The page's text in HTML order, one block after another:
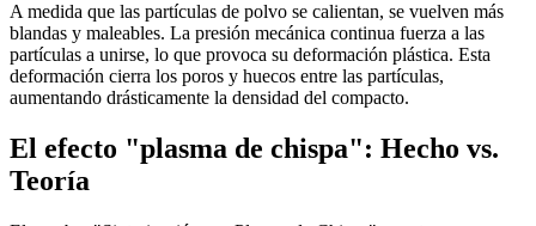
A medida que las partículas de polvo se calientan, se vuelven más
blandas y maleables. La presión mecánica continua fuerza a las
partículas a unirse, lo que provoca su deformación plástica. Esta
deformación cierra los poros y huecos entre las partículas,
aumentando drásticamente la densidad del compacto.
El efecto "plasma de chispa": Hecho vs.
Teoría